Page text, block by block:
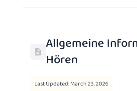
Allgemeine
Hören
Last Updated: March 23, 2026